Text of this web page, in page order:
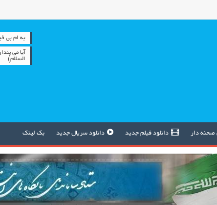
به ام بی
آیا می
السلام)
صحنه دار دانلود فیلم جدید دانلود سریال جدید بک لینک